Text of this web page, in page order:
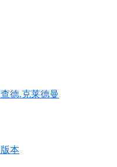
德.克莱德曼
本